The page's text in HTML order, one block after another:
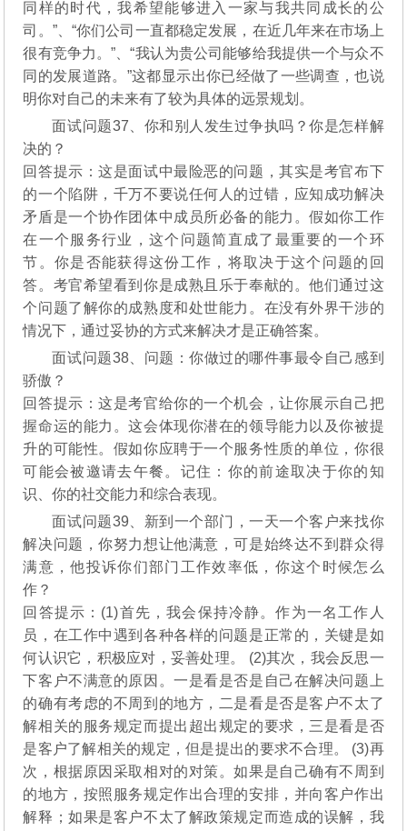
同样的时代，我希望能够进入一家与我共同成长的公
司。”、“你们公司一直都稳定发展，在近几年来在市场上
很有竞争力。”、“我认为贵公司能够给我提供一个与众不
同的发展道路。”这都显示出你已经做了一些调查，也说
明你对自己的未来有了较为具体的远景规划。
面试问题37、你和别人发生过争执吗？你是怎样解
决的？
回答提示：这是面试中最险恶的问题，其实是考官布下
的一个陷阱，千万不要说任何人的过错，应知成功解决
矛盾是一个协作团体中成员所必备的能力。假如你工作
在一个服务行业，这个问题简直成了最重要的一个环
节。你是否能获得这份工作，将取决于这个问题的回
答。考官希望看到你是成熟且乐于奉献的。他们通过这
个问题了解你的成熟度和处世能力。在没有外界干涉的
情况下，通过妥协的方式来解决才是正确答案。
面试问题38、问题：你做过的哪件事最令自己感到
骄傲？
回答提示：这是考官给你的一个机会，让你展示自己把
握命运的能力。这会体现你潜在的领导能力以及你被提
升的可能性。假如你应聘于一个服务性质的单位，你很
可能会被邀请去午餐。记住：你的前途取决于你的知
识、你的社交能力和综合表现。
面试问题39、新到一个部门，一天一个客户来找你
解决问题，你努力想让他满意，可是始终达不到群众得
满意，他投诉你们部门工作效率低，你这个时候怎么
作？
回答提示：(1)首先，我会保持冷静。作为一名工作人
员，在工作中遇到各种各样的问题是正常的，关键是如
何认识它，积极应对，妥善处理。 (2)其次，我会反思一
下客户不满意的原因。一是看是否是自己在解决问题上
的确有考虑的不周到的地方，二是看是否是客户不太了
解相关的服务规定而提出超出规定的要求，三是看是否
是客户了解相关的规定，但是提出的要求不合理。 (3)再
次，根据原因采取相对的对策。如果是自己确有不周到
的地方，按照服务规定作出合理的安排，并向客户作出
解释；如果是客户不太了解政策规定而造成的误解，我